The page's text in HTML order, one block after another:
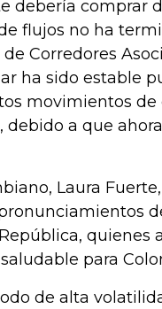
debería comprar
flujos no ha
Corredores
ha sido estable
movimientos de
a que
Laura
quienes
para
de alta